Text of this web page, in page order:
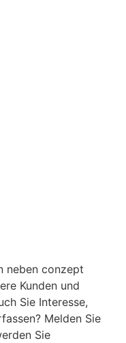
neben conzept
Kunden und
Sie Interesse,
Melden Sie
Sie